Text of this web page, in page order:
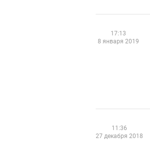
17:13
8 января 2019
11:36
27 декабря 2018